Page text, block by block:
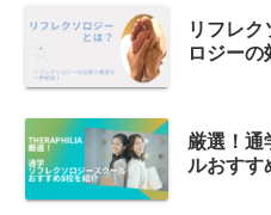
リフレク
ロジーの
厳選！通
ルおすす